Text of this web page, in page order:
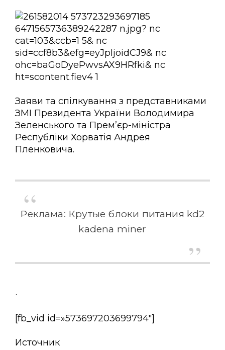
Заяви та спілкування з представниками
ЗМІ Президента України Володимира
Зеленського та Прем’єр-міністра
Республіки Хорватія Андрея
Пленковича.
Реклама: Крутые блоки питания kd2
kadena miner
·
[fb_vid id=»573697203699794″]
Источник